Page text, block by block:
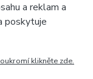
a reklam a
poskytuje
klikněte zde.